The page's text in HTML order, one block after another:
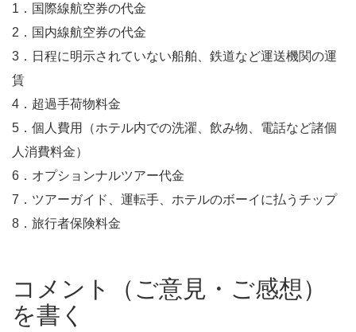
1．国際線航空券の代金
2．国内線航空券の代金
3．日程に明示されていない船舶、鉄道など運送機関の運
賃
4．超過手荷物料金
5．個人費用（ホテル内での洗濯、飲み物、電話など諸個
人消費料金）
6．オプションナルツアー代金
7．ツアーガイド、運転手、ホテルのボーイに払うチップ
8．旅行者保険料金
コメント（ご意見・ご感想）
を書く